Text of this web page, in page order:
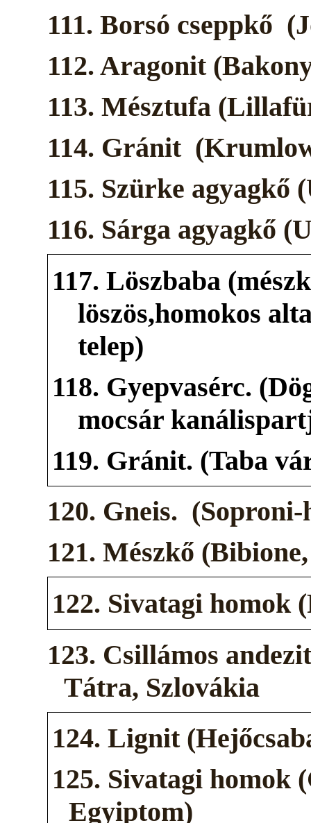
111. Borsó cseppkő
112. Aragonit
113. Mésztufa
114. Gránit
115. Szürke agyagkő
116. Sárga agyagkő
117. Löszbaba
löszös,homokos
telep)
118. Gyepvasérc.
mocsár
119. Gránit. (Taba
120. Gneis. (Soproni-
121. Mészkő
122. Sivatagi homok
123. Csillámos
Tátra, Szlovákia
124. Lignit
125. Sivatagi homok
Egyiptom)